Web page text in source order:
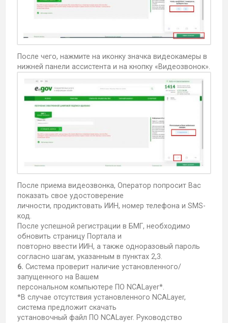
После чего, нажмите на иконку значка видеокамеры в
нижней панели ассистента и на кнопку «Видеозвонок».
После приема видеозвонка, Оператор попросит Вас
показать свое удостоверение
личности, продиктовать ИИН, номер телефона и SMS-
код.
После успешной регистрации в БМГ, необходимо
обновить страницу Портала и
повторно ввести ИИН, а также одноразовый пароль
согласно шагам, указанным в пунктах 2,3.
6. Система проверит наличие установленного/
запущенного на Вашем
персональном компьютере ПО NCALayer*.
*В случае отсутствия установленного NCALayer,
система предложит скачать
установочный файл ПО NCALayer. Руководство